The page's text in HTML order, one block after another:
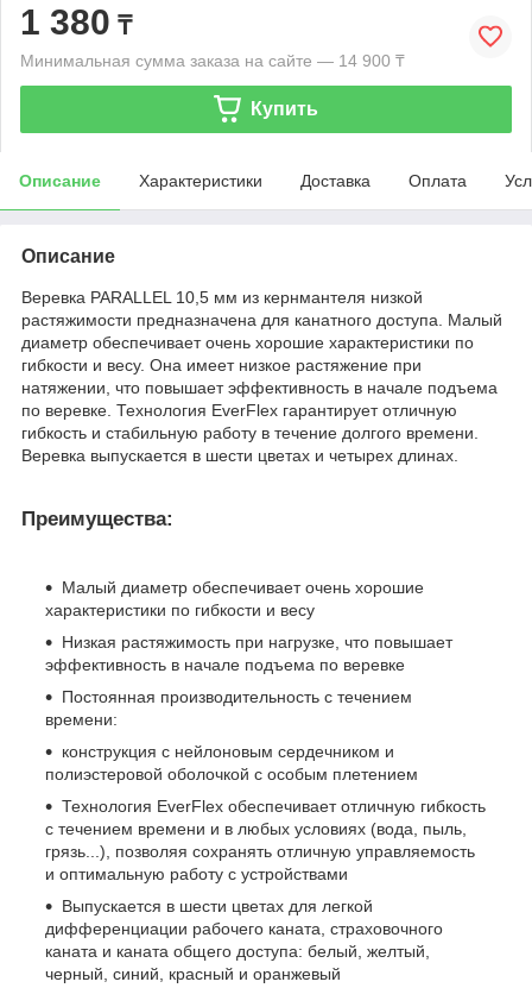
1 380 ₸
Минимальная сумма заказа на сайте — 14 900 ₸
Купить
Описание Характеристики Доставка Оплата
Описание
Веревка PARALLEL 10,5 мм из кернмантеля низкой
растяжимости предназначена для канатного доступа. Малый
диаметр обеспечивает очень хорошие характеристики по
гибкости и весу. Она имеет низкое растяжение при
натяжении, что повышает эффективность в начале подъема
по веревке. Технология EverFlex гарантирует отличную
гибкость и стабильную работу в течение долгого времени.
Веревка выпускается в шести цветах и четырех длинах.
Преимущества:
Малый диаметр обеспечивает очень хорошие
характеристики по гибкости и весу
Низкая растяжимость при нагрузке, что повышает
эффективность в начале подъема по веревке
Постоянная производительность с течением
времени:
конструкция с нейлоновым сердечником и
полиэстеровой оболочкой с особым плетением
Технология EverFlex обеспечивает отличную гибкость
с течением времени и в любых условиях (вода, пыль,
грязь...), позволяя сохранять отличную управляемость
и оптимальную работу с устройствами
Выпускается в шести цветах для легкой
дифференциации рабочего каната, страховочного
каната и каната общего доступа: белый, желтый,
черный, синий, красный и оранжевый